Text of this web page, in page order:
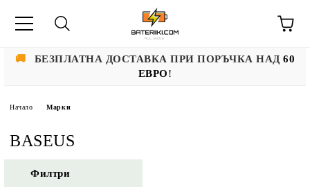
🚚 БЕЗПЛАТНА ДОСТАВКА ПРИ ПОРЪЧКА НАД60
ЕВРО!
Начало Марки
BASEUS
Филтри